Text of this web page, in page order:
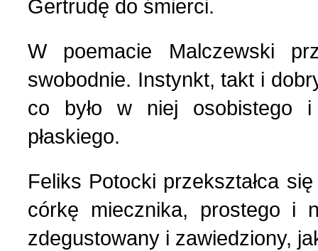
Gertrudę do śmierci.
W poemacie Маlczewski
swobodnie. Instynkt, takt i
co było w niej osobistego i
płaskiego.
Feliks Potocki przekształca
córkę miecznika, prostego i
zdegustowany i zawiedziony,